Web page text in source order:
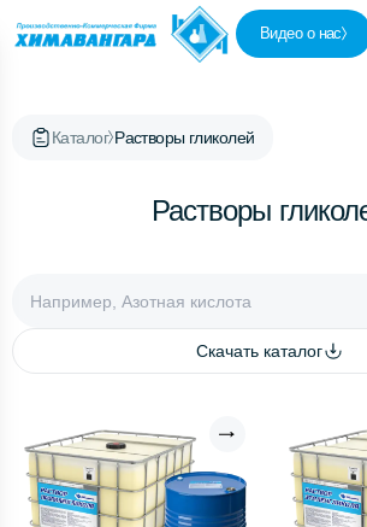
Видео о нас
Каталог Растворы гликолей
Растворы
Скачать каталог